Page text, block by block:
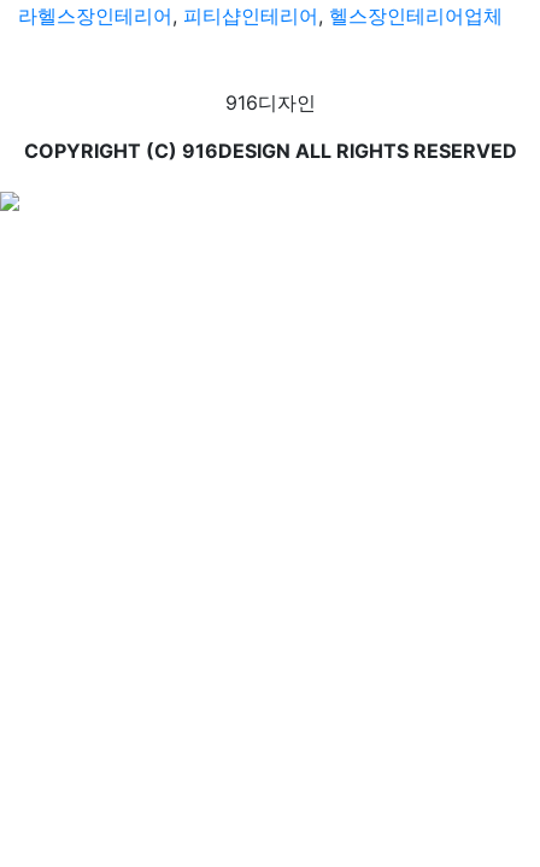
라헬스장인테리어, 피티샵인테리어, 헬스장인테리어업체
916디자인
COPYRIGHT (C) 916DESIGN ALL RIGHTS RESERVED